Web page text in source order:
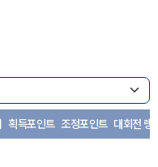
획득포인트 조정포인트 대회전 랭